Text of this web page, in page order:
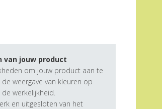
van jouw product
om jouw product aan te
weergave van kleuren op
werkelijkheid.
en uitgesloten van het